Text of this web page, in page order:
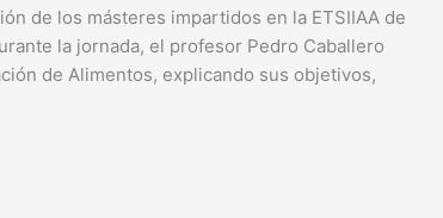
de los másteres impartidos en la ETSIIAA de
la jornada, el profesor Pedro Caballero
de Alimentos, explicando sus objetivos,